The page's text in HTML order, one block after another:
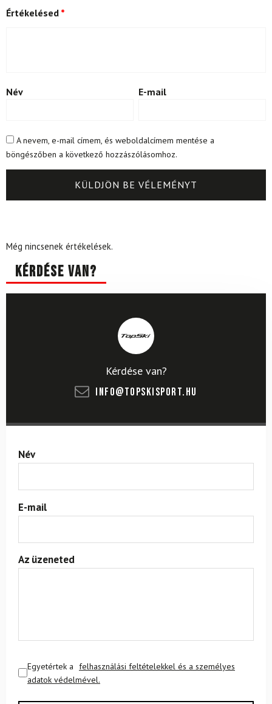
Értékelésed *
Név E-mail
A nevem, e-mail címem, és weboldalcímem mentése a
böngészőben a következő hozzászólásomhoz.
Még nincsenek értékelések.
Kérdése van?
Kérdése van?
info@topskisport.hu
Név
E-mail
Az üzeneted
Egyetértek a felhasználási feltételekkel és a személyes
adatok védelmével.